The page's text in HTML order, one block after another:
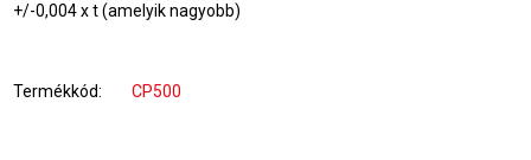
+/-0,004 x t (amelyik nagyobb)
Termékkód CP500